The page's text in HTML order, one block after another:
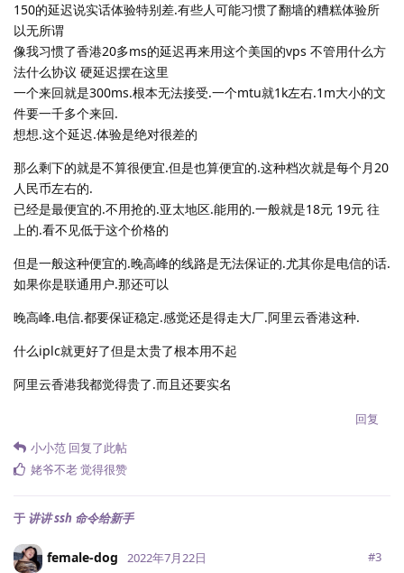
150的延迟说实话体验特别差.有些人可能习惯了翻墙的糟糕体验所
以无所谓
像我习惯了香港20多ms的延迟再来用这个美国的vps 不管用什么方
法什么协议 硬延迟摆在这里
一个来回就是300ms.根本无法接受.一个mtu就1k左右.1m大小的文
件要一千多个来回.
想想.这个延迟.体验是绝对很差的
那么剩下的就是不算很便宜.但是也算便宜的.这种档次就是每个月20
人民币左右的.
已经是最便宜的.不用抢的.亚太地区.能用的.一般就是18元 19元 往
上的.看不见低于这个价格的
但是一般这种便宜的.晚高峰的线路是无法保证的.尤其你是电信的话.
如果你是联通用户.那还可以
晚高峰.电信.都要保证稳定.感觉还是得走大厂.阿里云香港这种.
什么iplc就更好了但是太贵了根本用不起
阿里云香港我都觉得贵了.而且还要实名
回复
小小范 回复了此帖
姥爷不老觉得很赞
于 讲讲 ssh 命令给新手
female-dog 2022年7月22日 #3